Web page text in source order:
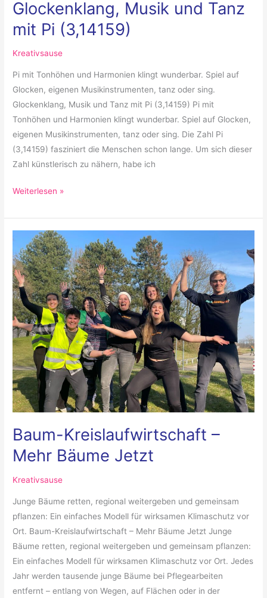
Glockenklang, Musik und Tanz
mit Pi (3,14159)
Kreativsause
Pi mit Tonhöhen und Harmonien klingt wunderbar. Spiel auf
Glocken, eigenen Musikinstrumenten, tanz oder sing.
Glockenklang, Musik und Tanz mit Pi (3,14159) Pi mit
Tonhöhen und Harmonien klingt wunderbar. Spiel auf Glocken,
eigenen Musikinstrumenten, tanz oder sing. Die Zahl Pi
(3,14159) fasziniert die Menschen schon lange. Um sich dieser
Zahl künstlerisch zu nähern, habe ich
Weiterlesen »
Baum-Kreislaufwirtschaft –
Mehr Bäume Jetzt
Kreativsause
Junge Bäume retten, regional weitergeben und gemeinsam
pflanzen: Ein einfaches Modell für wirksamen Klimaschutz vor
Ort. Baum-Kreislaufwirtschaft – Mehr Bäume Jetzt Junge
Bäume retten, regional weitergeben und gemeinsam pflanzen:
Ein einfaches Modell für wirksamen Klimaschutz vor Ort. Jedes
Jahr werden tausende junge Bäume bei Pflegearbeiten
entfernt – entlang von Wegen, auf Flächen oder in der
Baum-
Kreislaufwirtschaft
–
Mehr
Bäume
Jetzt